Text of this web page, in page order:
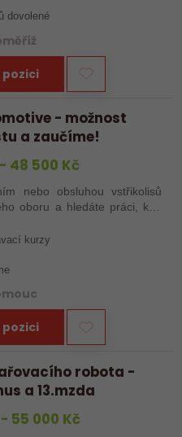
dovolené
pozici
- možnost
a zaučíme!
48 500 Kč
nebo obsluhou vstřikolisů
oboru a hledáte práci, kde
kurzy
pozici
robota -
a 13.mzda
55 000 Kč